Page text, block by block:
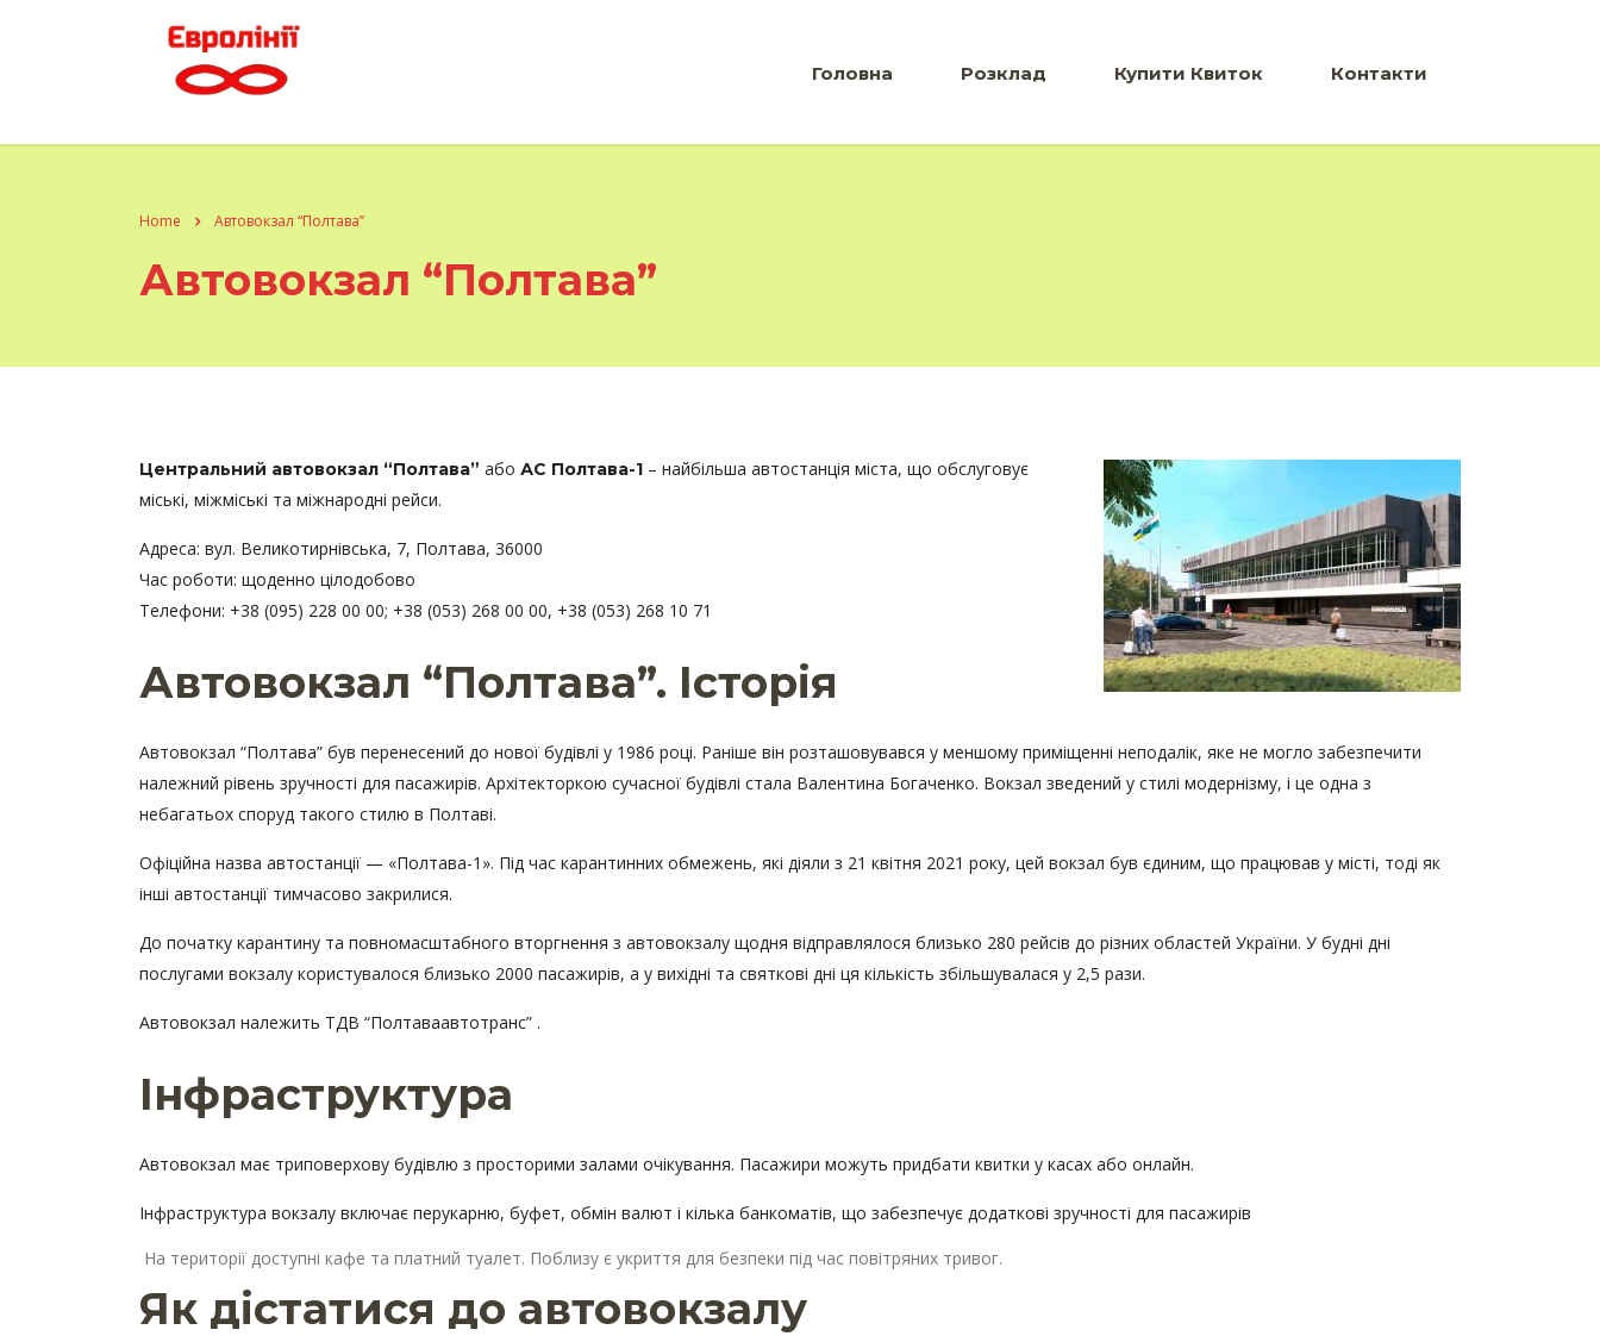
Головна Розклад Купити Квиток Контакти
Home Автовокзал “Полтава”
Автовокзал “Полтава”
Центральний автовокзал “Полтава” або АС Полтава-1 – найбільша автостанція міста, що обслуговує
міські, міжміські та міжнародні рейси.
Адреса: вул. Великотирнівська, 7, Полтава, 36000
Час роботи: щоденно цілодобово
Телефони: +38 (095) 228 00 00; +38 (053) 268 00 00, +38 (053) 268 10 71
Автовокзал “Полтава”. Історія
Автовокзал “Полтава” був перенесений до нової будівлі у 1986 році. Раніше він розташовувався у меншому приміщенні неподалік, яке не могло забезпечити
належний рівень зручності для пасажирів. Архітекторкою сучасної будівлі стала Валентина Богаченко. Вокзал зведений у стилі модернізму, і це одна з
небагатьох споруд такого стилю в Полтаві.
Офіційна назва автостанції — «Полтава-1». Під час карантинних обмежень, які діяли з 21 квітня 2021 року, цей вокзал був єдиним, що працював у місті, тоді як
інші автостанції тимчасово закрилися.
До початку карантину та повномасштабного вторгнення з автовокзалу щодня відправлялося близько 280 рейсів до різних областей України. У будні дні
послугами вокзалу користувалося близько 2000 пасажирів, а у вихідні та святкові дні ця кількість збільшувалася у 2,5 рази.
Автовокзал належить ТДВ “Полтаваавтотранс” .
Інфраструктура
Автовокзал має триповерхову будівлю з просторими залами очікування. Пасажири можуть придбати квитки у касах або онлайн.
Інфраструктура вокзалу включає перукарню, буфет, обмін валют і кілька банкоматів, що забезпечує додаткові зручності для пасажирів
На території доступні кафе та платний туалет. Поблизу є укриття для безпеки під час повітряних тривог.
Як дістатися до автовокзалу